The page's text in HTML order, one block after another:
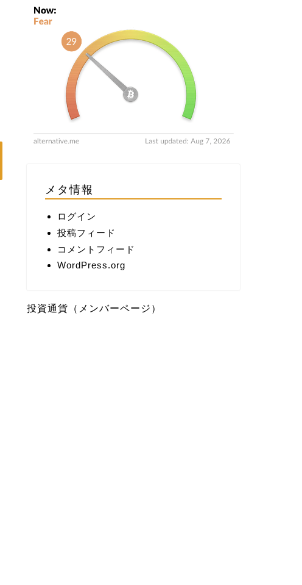
メタ情報
ログイン
投稿フィード
コメントフィード
WordPress.org
投資通貨（メンバーページ）